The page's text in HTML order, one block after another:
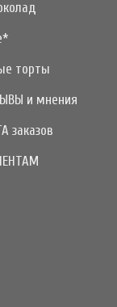
торты
и мнения
заказов